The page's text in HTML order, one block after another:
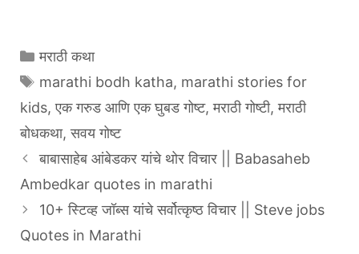
Categories
मराठी कथा
Tags
marathi bodh katha, marathi stories for
kids,एक गरुड आणि एक घुबड गोष्ट,मराठी गोष्टी,मराठी
बोधकथा,सवय गोष्ट
बाबासाहेब आंबेडकर यांचे थोर विचार || Babasaheb
Ambedkar quotes in marathi
10+ स्टिव्ह जॉब्स यांचे सर्वोत्कृष्ठ विचार || Steve jobs
Quotes in Marathi